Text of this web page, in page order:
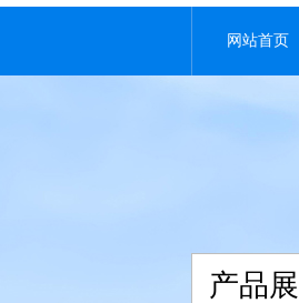
网站首页
产品